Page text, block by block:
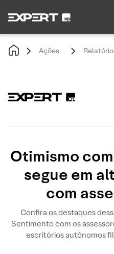
Ações
Otimismo
segue em
com
Confira os destaques
Sentimento com os
escritórios autônomos